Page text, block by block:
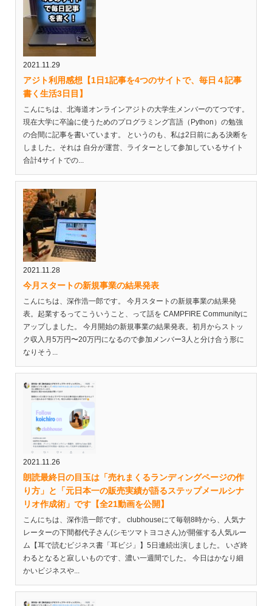
2021.11.29
アジト利用感想【1日1記事を4つのサイトで、毎日４記事
書く生活3日目】
こんにちは、北海道オンラインアジトの大学生メンバーのてつです。
現在大学に卒論に使うためのプログラミング言語（Python）の勉強
の合間に記事を書いています。 というのも、私は2日前にある決断を
しました。それは 自分が運営、ライターとして参加しているサイト
合計4サイトでの...
2021.11.28
今月スタートの新規事業の結果発表
こんにちは、深作浩一郎です。 今月スタートの新規事業の結果発
表。起業するってこういうこと、って話を CAMPFIRE Communityに
アップしました。 今月開始の新規事業の結果発表。初月からストッ
ク収入月5万円〜20万円になるので参加メンバー3人と分け合う形に
なりそう...
2021.11.26
朗読最終日の目玉は「売れまくるランディングページの作
り方」と「元日本一の販売実績が語るステップメールシナ
リオ作成術」です【全21動画を公開】
こんにちは、深作浩一郎です。 clubhouseにて毎朝8時から、人気ナ
レーターの下間都代子さん(シモツマトヨコさん)が開催する人気ルー
ム【耳で読むビジネス書「耳ビジ」】5日連続出演しました。 いざ終
わるとなると寂しいものです、濃い一週間でした。 今日はかなり細
かいビジネスや...